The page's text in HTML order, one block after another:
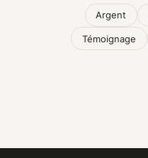
Argent
Témoignage